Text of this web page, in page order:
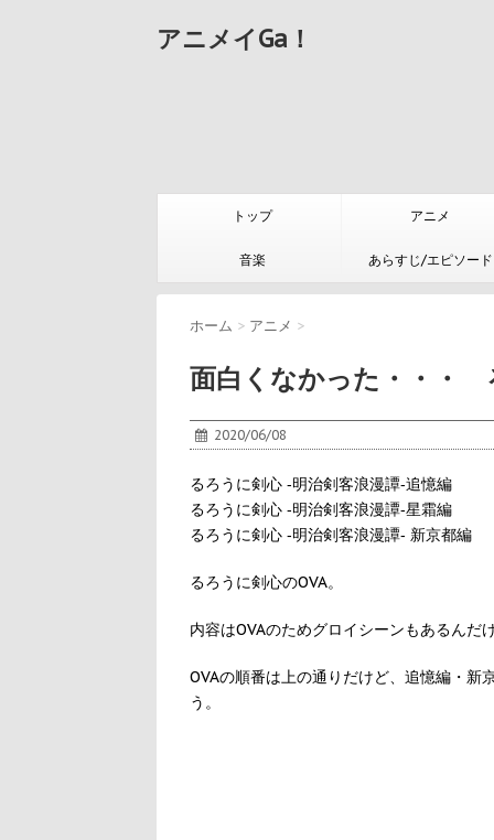
アニメイGa！
トップ アニメ
音楽 あらすじ/エピソード
ホーム > アニメ >
面白くなかった・・・
2020/06/08
るろうに剣心 ‐明治剣客浪漫譚‐追憶編
るろうに剣心 ‐明治剣客浪漫譚‐星霜編
るろうに剣心 ‐明治剣客浪漫譚‐ 新京都編
るろうに剣心のOVA。
内容はOVAのためグロイシーンもあるんだ
OVAの順番は上の通りだけど、追憶編・新
う。